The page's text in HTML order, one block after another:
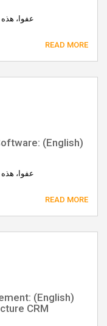
عفوا، هذه
READ MORE
Software:
عفوا، هذه
READ MORE
CRM